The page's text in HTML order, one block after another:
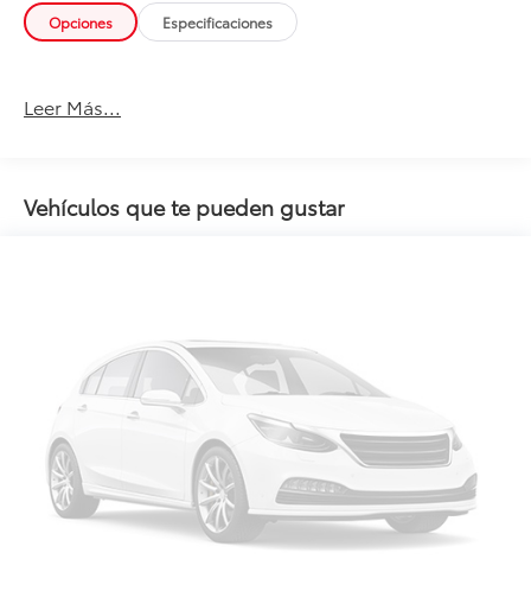
Opciones Especificaciones
Leer Más...
Vehículos que te pueden gustar